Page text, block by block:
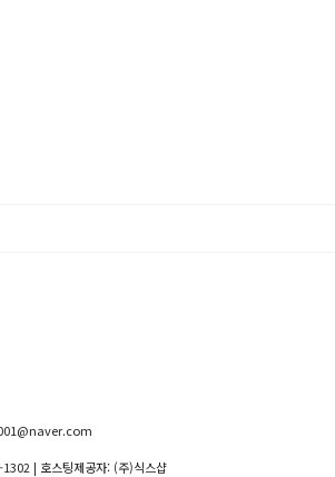
1302 | 호스팅제공자: (주)식스샵